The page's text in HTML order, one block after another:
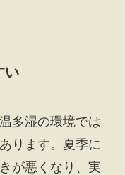
い
多湿の環境では
ります。夏季に
が悪くなり、実